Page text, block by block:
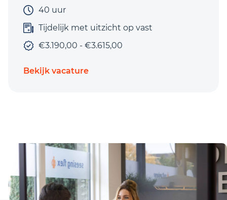
40 uur
Tijdelijk met uitzicht op vast
€3.190,00 - €3.615,00
Bekijk vacature